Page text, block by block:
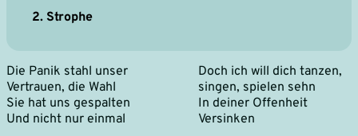
2. Strophe
Die Panik stahl unser
Vertrauen, die Wahl
Sie hat uns gespalten
Und nicht nur einmal
Doch ich will dich tanzen,
singen, spielen sehn
In deiner Offenheit
Versinken